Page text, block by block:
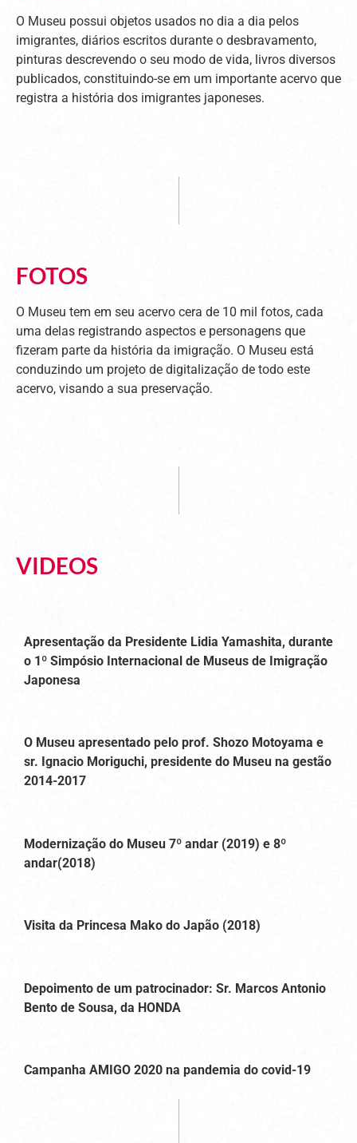
O Museu possui objetos usados no dia a dia pelos
imigrantes, diários escritos durante o desbravamento,
pinturas descrevendo o seu modo de vida, livros diversos
publicados, constituindo-se em um importante acervo que
registra a história dos imigrantes japoneses.
FOTOS
O Museu tem em seu acervo cera de 10 mil fotos, cada
uma delas registrando aspectos e personagens que
fizeram parte da história da imigração. O Museu está
conduzindo um projeto de digitalização de todo este
acervo, visando a sua preservação.
VIDEOS
Apresentação da Presidente Lidia Yamashita, durante
o 1º Simpósio Internacional de Museus de Imigração
Japonesa
O Museu apresentado pelo prof. Shozo Motoyama e
sr. Ignacio Moriguchi, presidente do Museu na gestão
2014-2017
Modernização do Museu 7º andar (2019) e 8º
andar(2018)
Visita da Princesa Mako do Japão (2018)
Depoimento de um patrocinador: Sr. Marcos Antonio
Bento de Sousa, da HONDA
Campanha AMIGO 2020 na pandemia do covid-19